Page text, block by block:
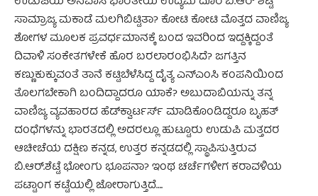
ಸಾಮ್ರಾಜ್ಯ ಮಕಾಡೆ ಮಲಗಿಬಿಟ್ಟಿತಾ? ಕೋಟಿ ಕೋಟಿ ಮೊತ್ತದ ವಾಣಿಜ್ಯ
ಶೋಗಳ ಮೂಲಕ ಪ್ರವರ್ಧಮಾನಕ್ಕೆ ಬಂದ ಇವರಿಂದ ಇದ್ದಕ್ಕಿದ್ದಂತೆ
ದಿವಾಳಿ ಸಂಕೇತಗಳೇಕೆ ಹೊರ ಬರಲಾರಂಭಿಸಿದೆ? ಜಗತ್ತಿನ
ಕಣ್ಣುಕುಕ್ಕುವಂತೆ ತಾನೆ ಕಟ್ಟಿಬೆಳೆಸಿದ್ದ ದೈತ್ಯ ಎನ್‍ಎಂಸಿ ಕಂಪನಿಯಿಂದ
ತೊಲಗಬೇಕಾಗಿ ಬಂದಿದ್ದಾದರೂ ಯಾಕೆ? ಅಬುದಾಬಿಯನ್ನು ತನ್ನ
ವಾಣಿಜ್ಯ ವ್ಯವಹಾರದ ಹೆಡ್‍ಕ್ವಾರ್ಟರ್ಸ್ ಮಾಡಿಕೊಂಡಿದ್ದರೂ ಬೃಹತ್
ದಂಧೆಗಳನ್ನು ಭಾರತದಲ್ಲಿ ಅದರಲ್ಲೂ ಹುಟ್ಟೂರು ಉಡುಪಿ ಮತ್ತದರ
ಆಚೀಚೆಯ ದಕ್ಷಿಣ ಕನ್ನಡ, ಉತ್ತರ ಕನ್ನಡದಲ್ಲಿ ಸ್ಥಾಪಿಸುತ್ತಿರುವ
ಬಿ.ಆರ್.ಶೆಟ್ಟೆ ಭೋಂಗು ಭೂಪನಾ? ಇಂಥ ಚರ್ಚೆಗಳೀಗ ಕರಾವಳಿಯ
ಪಟ್ಟಾಂಗ ಕಟ್ಟೆಯಲ್ಲಿ ಜೋರಾಗುತ್ತಿದೆ….